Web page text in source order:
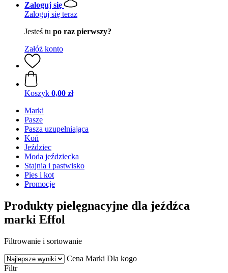
Zaloguj się
Zaloguj się teraz
Jesteś tu po raz pierwszy?
Załóż konto
Koszyk 0,00 zł
Marki
Pasze
Pasza uzupełniająca
Koń
Jeździec
Moda jeździecka
Stajnia i pastwisko
Pies i kot
Promocje
Produkty pielęgnacyjne dla jeźdźca
marki Effol
Filtrowanie i sortowanie
Cena Marki Dla kogo
Filtr